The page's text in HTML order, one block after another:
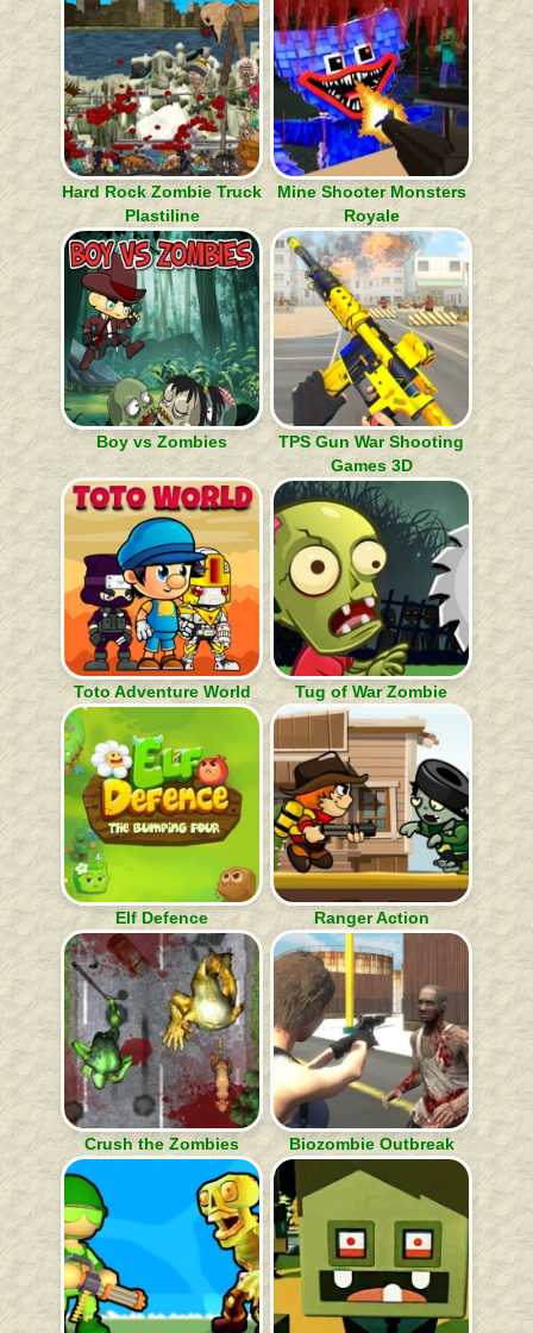
Hard Rock Zombie Truck
Plastiline
Mine Shooter Monsters
Royale
Boy vs Zombies
TPS Gun War Shooting
Games 3D
Toto Adventure World Tug of War Zombie
Elf Defence Ranger Action
Crush the Zombies Biozombie Outbreak